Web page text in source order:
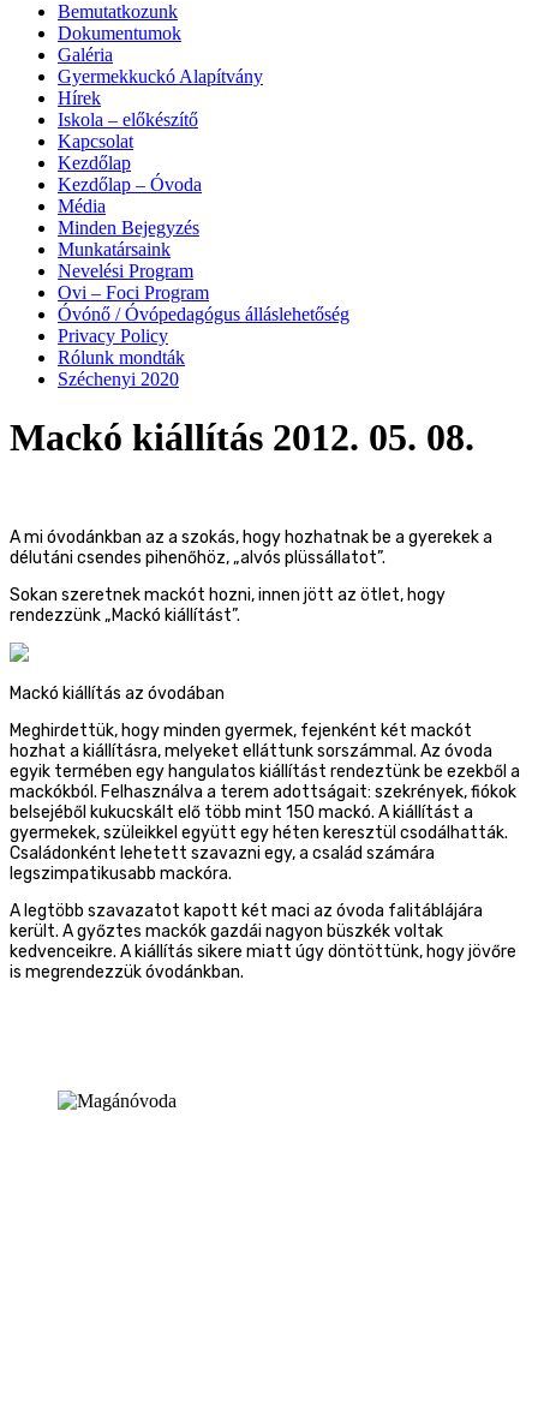
Bemutatkozunk
Dokumentumok
Galéria
Gyermekkuckó Alapítvány
Hírek
Iskola – előkészítő
Kapcsolat
Kezdőlap
Kezdőlap – Óvoda
Média
Minden Bejegyzés
Munkatársaink
Nevelési Program
Ovi – Foci Program
Óvónő / Óvópedagógus álláslehetőség
Privacy Policy
Rólunk mondták
Széchenyi 2020
Mackó kiállítás 2012. 05. 08.
A mi óvodánkban az a szokás, hogy hozhatnak be a gyerekek a
délutáni csendes pihenőhöz, „alvós plüssállatot”.
Sokan szeretnek mackót hozni, innen jött az ötlet, hogy
rendezzünk „Mackó kiállítást”.
Mackó kiállítás az óvodában
Meghirdettük, hogy minden gyermek, fejenként két mackót
hozhat a kiállításra, melyeket elláttunk sorszámmal. Az óvoda
egyik termében egy hangulatos kiállítást rendeztünk be ezekből a
mackókból. Felhasználva a terem adottságait: szekrények, fiókok
belsejéből kukucskált elő több mint 150 mackó. A kiállítást a
gyermekek, szüleikkel együtt egy héten keresztül csodálhatták.
Családonként lehetett szavazni egy, a család számára
legszimpatikusabb mackóra.
A legtöbb szavazatot kapott két maci az óvoda falitáblájára
került. A győztes mackók gazdái nagyon büszkék voltak
kedvenceikre. A kiállítás sikere miatt úgy döntöttünk, hogy jövőre
is megrendezzük óvodánkban.